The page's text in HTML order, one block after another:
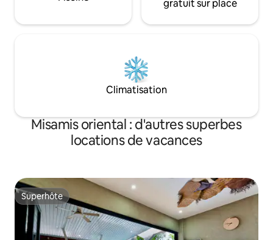
gratuit sur place
Climatisation
Misamis oriental : d'autres superbes
locations de vacances
Superhôte
Superhôte